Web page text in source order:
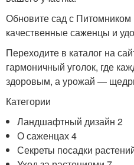
Обновите сад с Питомником
качественные саженцы и
Переходите в каталог на
гармоничный уголок, где
здоровым, а урожай —
Категории
Ландшафтный дизайн 2
О саженцах 4
Секреты посадки